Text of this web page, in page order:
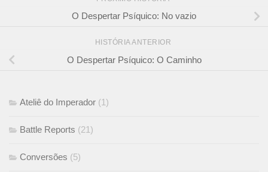
O Despertar Psíquico: No vazio
HISTÓRIA ANTERIOR
O Despertar Psíquico: O Caminho
Ateliê do Imperador (1)
Battle Reports (21)
Conversões (5)